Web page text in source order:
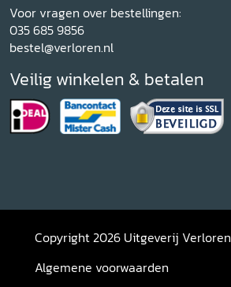
Voor vragen over bestellingen:
035 685 9856
bestel@verloren.nl
Veilig winkelen & betalen
Copyright 2026 Uitgeverij Verloren
Algemene voorwaarden